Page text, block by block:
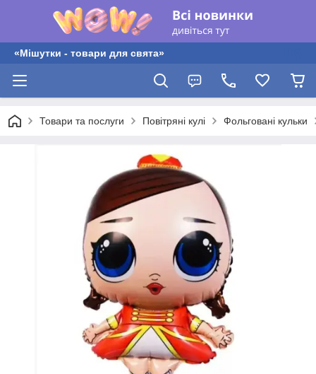
«Мішутки - товари для свята»
Товари та послуги Повітряні кулі Фольговані кульки